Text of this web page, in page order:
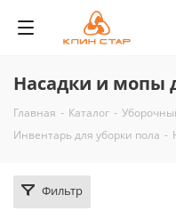
Насадки и мопы
Главная - Каталог -
Инвентарь для уборки пола -
Фильтр